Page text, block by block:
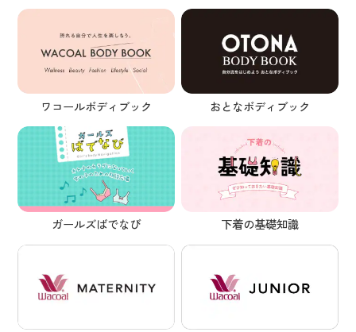
ワコールボディブック おとなボディブック
ガールズばでなび 下着の基礎知識